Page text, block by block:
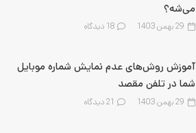
می‌شه؟
29 بهمن 1403 18 دیدگاه
آموزش روش‌های عدم نمایش شماره موبایل
شما در تلفن مقصد
29 بهمن 1403 21 دیدگاه